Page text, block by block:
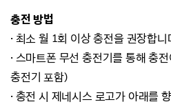
충전 방법
· 최소 월 1회 이상 충전을 권장합니
· 스마트폰 무선 충전기를 통해 충
충전기 포함)
· 충전 시 제네시스 로고가 아래를